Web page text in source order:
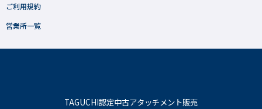
ご利用規約
営業所一覧
TAGUCHI認定中古アタッチメント販売